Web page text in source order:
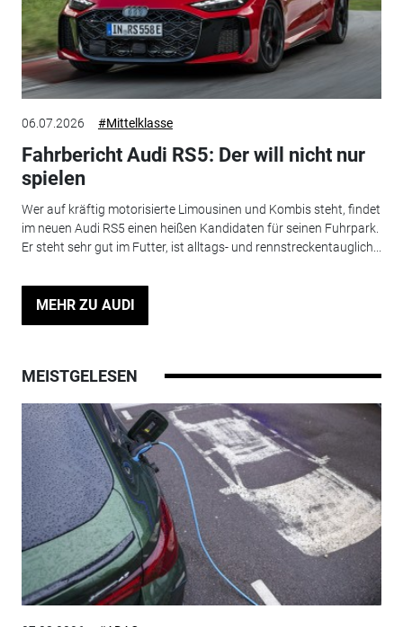
06.07.2026 #Mittelklasse
Fahrbericht Audi RS5: Der will nicht nur
spielen
Wer auf kräftig motorisierte Limousinen und Kombis steht, findet
im neuen Audi RS5 einen heißen Kandidaten für seinen Fuhrpark.
Er steht sehr gut im Futter, ist alltags- und rennstreckentauglich...
MEHR ZU AUDI
MEISTGELESEN